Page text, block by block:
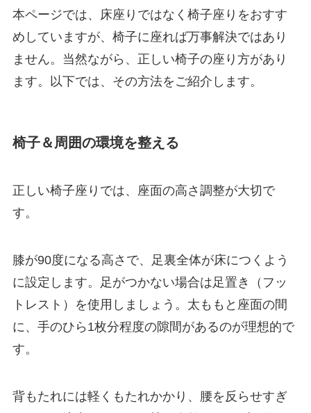
本ページでは、床座りではなく椅子座りをおすす
めしていますが、椅子に座れば万事解決ではあり
ません。当然ながら、正しい椅子の座り方があり
ます。以下では、その方法をご紹介します。
椅子＆周囲の環境を整える
正しい椅子座りでは、座面の高さ調整が大切で
す。
膝が90度になる高さで、足裏全体が床につくよう
に設定します。足がつかない場合は足置き（フッ
トレスト）を使用しましょう。太ももと座面の間
に、手のひら1枚分程度の隙間があるのが理想的で
す。
背もたれには軽くもたれかかり、腰を反らせすぎ